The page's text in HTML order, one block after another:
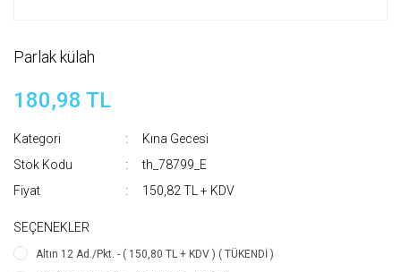
Parlak külah
180,98 TL
Kategori
Kına Gecesi
Stok Kodu
th_78799_E
Fiyat
150,82 TL + KDV
SEÇENEKLER
Altın 12 Ad./Pkt. - ( 150,80 TL + KDV ) ( TÜKENDİ )